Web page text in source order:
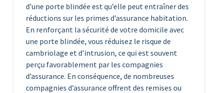
d’une porte blindée est qu’elle peut entraîner des
réductions sur les primes d’assurance habitation.
En renforçant la sécurité de votre domicile avec
une porte blindée, vous réduisez le risque de
cambriolage et d’intrusion, ce qui est souvent
perçu favorablement par les compagnies
d’assurance. En conséquence, de nombreuses
compagnies d’assurance offrent des remises ou